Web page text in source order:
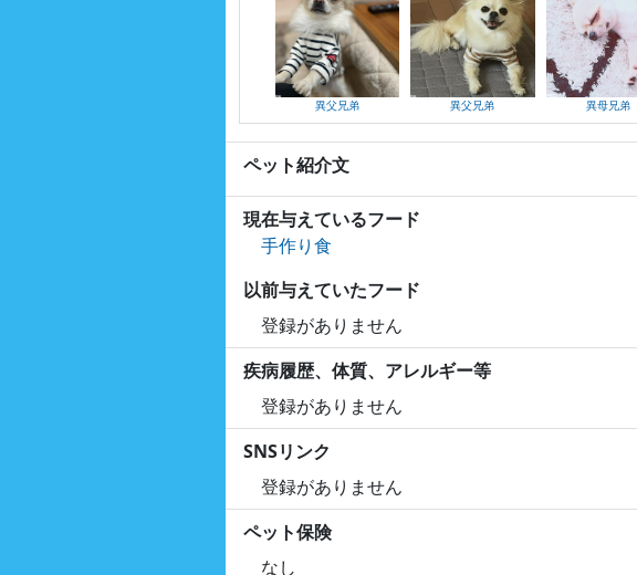
異父兄弟 異父兄弟 異母兄弟
ペット紹介文
現在与えているフード
手作り食
以前与えていたフード
登録がありません
疾病履歴、体質、アレルギー等
登録がありません
SNSリンク
登録がありません
ペット保険
なし